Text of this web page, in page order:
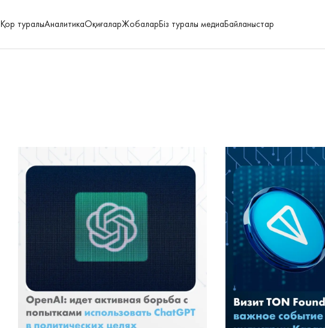
Қор туралыАналитикаОқиғаларЖобаларБіз туралы медиаБайланыстар